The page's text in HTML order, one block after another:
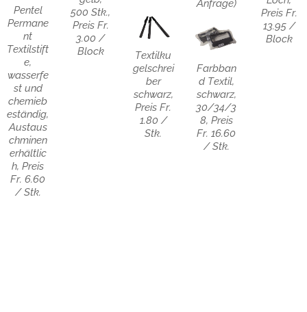
Anfrage)
Preis Fr.
13.95 /
Block
500 Stk.,
Preis Fr.
3.00 /
Block
Pentel
Permane
nt
Textilstift
e,
wasserfe
st und
chemieb
eständig,
Austaus
chminen
erhältlic
h, Preis
Fr. 6.60
/ Stk.
Textilku
gelschrei
ber
schwarz,
Preis Fr.
1.80 /
Stk.
Farbban
d Textil,
schwarz,
30/34/3
8, Preis
Fr. 16.60
/ Stk.